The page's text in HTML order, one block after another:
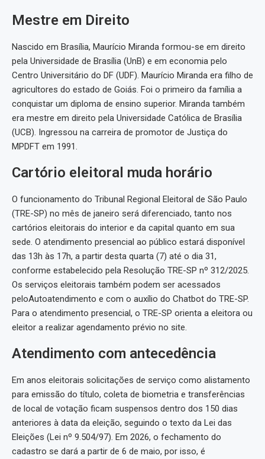
Mestre em Direito
Nascido em Brasília, Maurício Miranda formou-se em direito
pela Universidade de Brasília (UnB) e em economia pelo
Centro Universitário do DF (UDF). Maurício Miranda era filho de
agricultores do estado de Goiás. Foi o primeiro da família a
conquistar um diploma de ensino superior. Miranda também
era mestre em direito pela Universidade Católica de Brasília
(UCB). Ingressou na carreira de promotor de Justiça do
MPDFT em 1991.
Cartório eleitoral muda horário
O funcionamento do Tribunal Regional Eleitoral de São Paulo
(TRE-SP) no mês de janeiro será diferenciado, tanto nos
cartórios eleitorais do interior e da capital quanto em sua
sede. O atendimento presencial ao público estará disponível
das 13h às 17h, a partir desta quarta (7) até o dia 31,
conforme estabelecido pela Resolução TRE-SP nº 312/2025.
Os serviços eleitorais também podem ser acessados
peloAutoatendimento e com o auxílio do Chatbot do TRE-SP.
Para o atendimento presencial, o TRE-SP orienta a eleitora ou
eleitor a realizar agendamento prévio no site.
Atendimento com antecedência
Em anos eleitorais solicitações de serviço como alistamento
para emissão do título, coleta de biometria e transferências
de local de votação ficam suspensos dentro dos 150 dias
anteriores à data da eleição, seguindo o texto da Lei das
Eleições (Lei nº 9.504/97). Em 2026, o fechamento do
cadastro se dará a partir de 6 de maio, por isso, é